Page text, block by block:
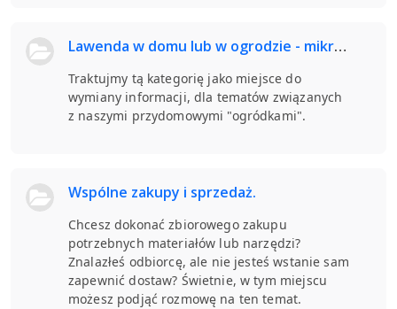
Lawenda w domu lub w ogrodzie - mikro i mała uprawa.
Traktujmy tą kategorię jako miejsce do
wymiany informacji, dla tematów związanych
z naszymi przydomowymi "ogródkami".
Wspólne zakupy i sprzedaż.
Chcesz dokonać zbiorowego zakupu
potrzebnych materiałów lub narzędzi?
Znalazłeś odbiorcę, ale nie jesteś wstanie sam
zapewnić dostaw? Świetnie, w tym miejscu
możesz podjąć rozmowę na ten temat.